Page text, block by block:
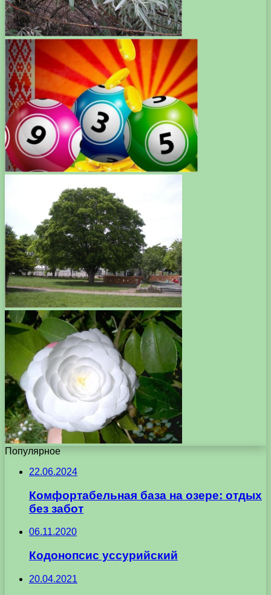
Популярное
22.06.2024
Комфортабельная база на озере: отдых
без забот
06.11.2020
Кодонопсис уссурийский
20.04.2021